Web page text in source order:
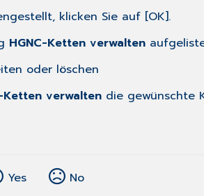
klicken Sie auf [OK].
HGNC-Ketten verwalten
oder löschen
Ketten verwalten die gewünschte
Yes No